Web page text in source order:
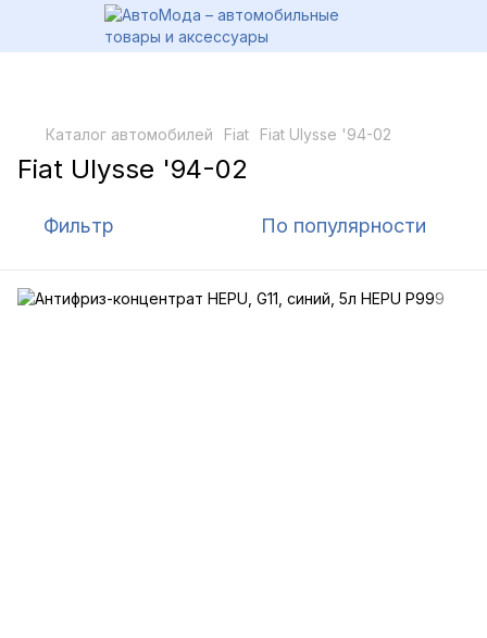
Каталог автомобилей Fiat Fiat Ulysse '94-02
Fiat Ulysse '94-02
Фильтр По популярности